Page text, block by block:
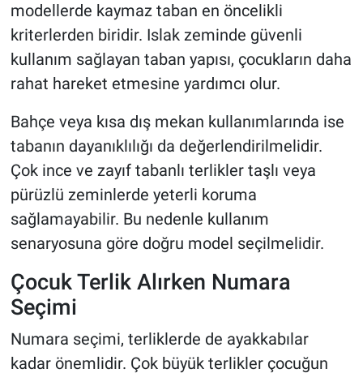
modellerde kaymaz taban en öncelikli
kriterlerden biridir. Islak zeminde güvenli
kullanım sağlayan taban yapısı, çocukların daha
rahat hareket etmesine yardımcı olur.
Bahçe veya kısa dış mekan kullanımlarında ise
tabanın dayanıklılığı da değerlendirilmelidir.
Çok ince ve zayıf tabanlı terlikler taşlı veya
pürüzlü zeminlerde yeterli koruma
sağlamayabilir. Bu nedenle kullanım
senaryosuna göre doğru model seçilmelidir.
Çocuk Terlik Alırken Numara
Seçimi
Numara seçimi, terliklerde de ayakkabılar
kadar önemlidir. Çok büyük terlikler çocuğun